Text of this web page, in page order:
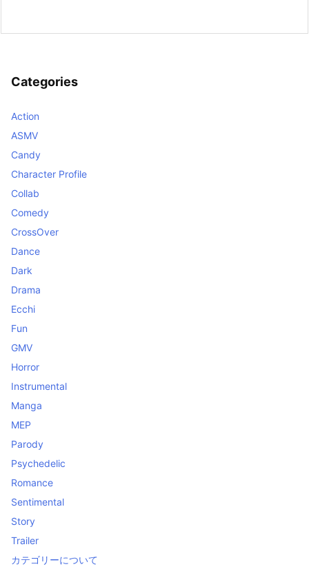
Categories
Action
ASMV
Candy
Character Profile
Collab
Comedy
CrossOver
Dance
Dark
Drama
Ecchi
Fun
GMV
Horror
Instrumental
Manga
MEP
Parody
Psychedelic
Romance
Sentimental
Story
Trailer
カテゴリーについて